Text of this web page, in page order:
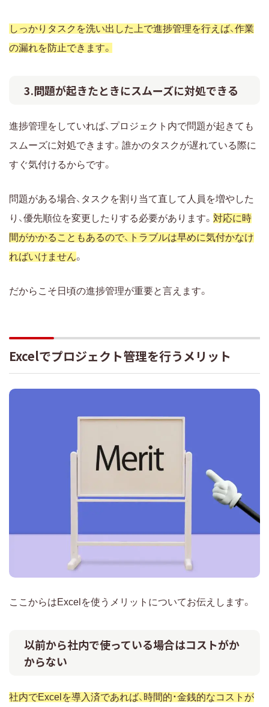
しっかりタスクを洗い出した上で進捗管理を行えば、作業
の漏れを防止できます。
3.問題が起きたときにスムーズに対処できる
進捗管理をしていれば、プロジェクト内で問題が起きても
スムーズに対処できます。誰かのタスクが遅れている際に
すぐ気付けるからです。
問題がある場合、タスクを割り当て直して人員を増やした
り、優先順位を変更したりする必要があります。 対応に時
間がかかることもあるので、トラブルは早めに気付かなけ
ればいけません。
だからこそ日頃の進捗管理が重要と言えます。
Excelでプロジェクト管理を行うメリット
ここからはExcelを使うメリットについてお伝えします。
以前から社内で使っている場合はコストがか
からない
社内でExcelを導入済であれば、時間的・金銭的なコストが